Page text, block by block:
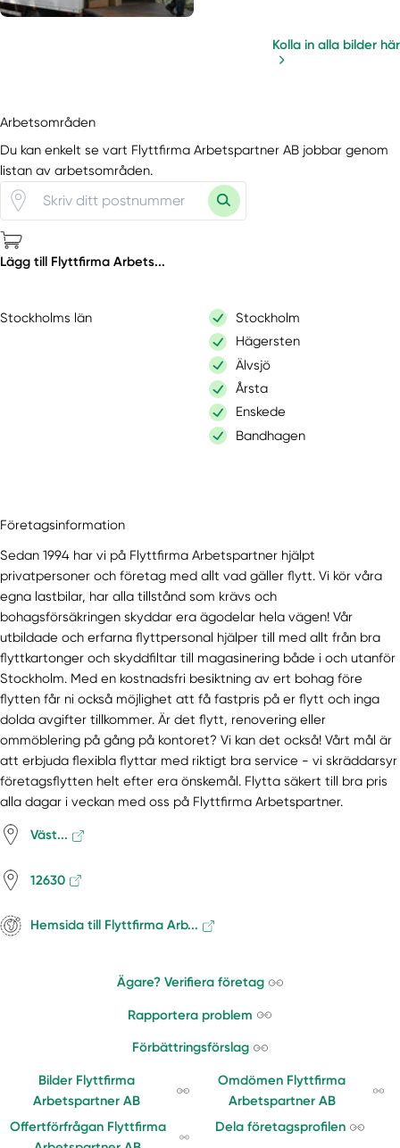
Kolla in alla bilder här
Arbetsområden
Du kan enkelt se vart Flyttfirma Arbetspartner AB jobbar genom
listan av arbetsområden.
Lägg till Flyttfirma Arbets...
Stockholms län
Stockholm
Hägersten
Älvsjö
Årsta
Enskede
Bandhagen
Företagsinformation
Sedan 1994 har vi på Flyttfirma Arbetspartner hjälpt
privatpersoner och företag med allt vad gäller flytt. Vi kör våra
egna lastbilar, har alla tillstånd som krävs och
bohagsförsäkringen skyddar era ägodelar hela vägen! Vår
utbildade och erfarna flyttpersonal hjälper till med allt från bra
flyttkartonger och skyddfiltar till magasinering både i och utanför
Stockholm. Med en kostnadsfri besiktning av ert bohag före
flytten får ni också möjlighet att få fastpris på er flytt och inga
dolda avgifter tillkommer. Är det flytt, renovering eller
ommöblering på gång på kontoret? Vi kan det också! Vårt mål är
att erbjuda flexibla flyttar med riktigt bra service - vi skräddarsyr
företagsflytten helt efter era önskemål. Flytta säkert till bra pris
alla dagar i veckan med oss på Flyttfirma Arbetspartner.
Väst...
12630
Hemsida till Flyttfirma Arb...
Ägare? Verifiera företag
Rapportera problem
Förbättringsförslag
Bilder Flyttfirma
Arbetspartner AB
Omdömen Flyttfirma
Arbetspartner AB
Offertförfrågan Flyttfirma
Dela företagsprofilen